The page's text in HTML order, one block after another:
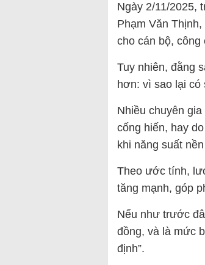
Ngày 2/11/2025,
Phạm Văn
cho cán bộ,
Tuy nhiên, đằng
hơn: vì sao lại
Nhiều chuyên
cống hiến, hay
khi năng suất
Theo ước tính,
tăng mạnh, góp
Nếu như trước
đồng, và là mức
định”.